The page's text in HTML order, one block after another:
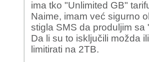
Hvala
ima tko "Unlimited GB"
Naime, imam već sigurno
stigla SMS da produljim sa
Da li su to isključili možda
limitirati na 2TB.